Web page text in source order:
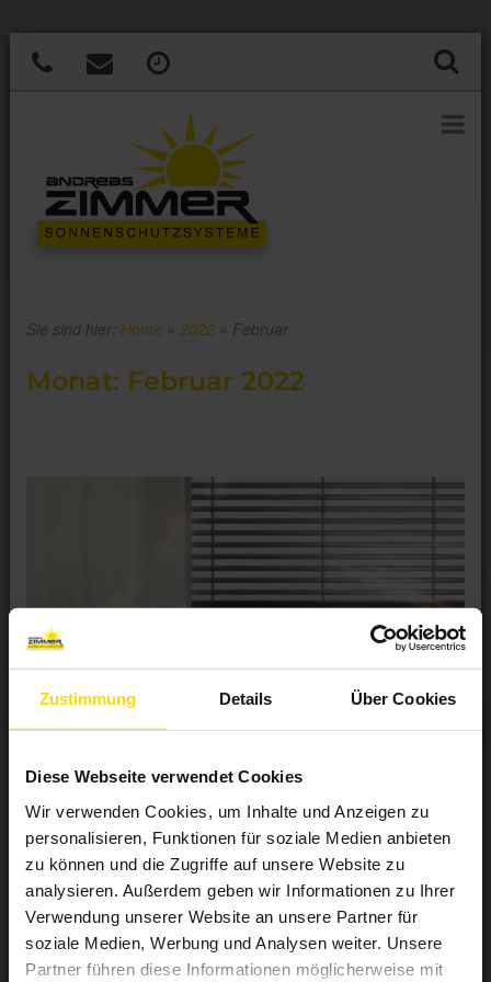
Zustimmung Details Über Cookies
Diese Webseite verwendet Cookies
Wir verwenden Cookies, um Inhalte und Anzeigen zu
personalisieren, Funktionen für soziale Medien anbieten
zu können und die Zugriffe auf unsere Website zu
analysieren. Außerdem geben wir Informationen zu Ihrer
Verwendung unserer Website an unsere Partner für
soziale Medien, Werbung und Analysen weiter. Unsere
Partner führen diese Informationen möglicherweise mit
Sie sind hier: Home» 2022» Februar
Monat: Februar 2022
Tageslicht ist der Rhythmus des Lebens